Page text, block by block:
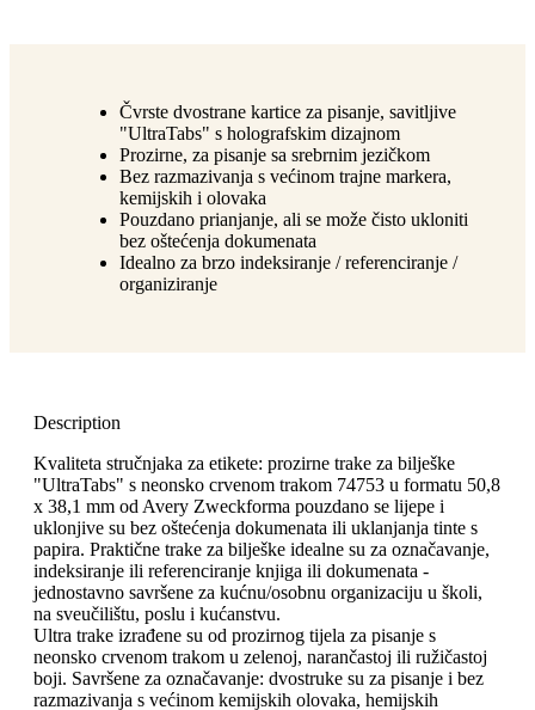
Čvrste dvostrane kartice za pisanje, savitljive
"UltraTabs" s holografskim dizajnom
Prozirne, za pisanje sa srebrnim jezičkom
Bez razmazivanja s većinom trajne markera,
kemijskih i olovaka
Pouzdano prianjanje, ali se može čisto ukloniti
bez oštećenja dokumenata
Idealno za brzo indeksiranje / referenciranje /
organiziranje
Description
Kvaliteta stručnjaka za etikete: prozirne trake za bilješke
"UltraTabs" s neonsko crvenom trakom 74753 u formatu 50,8
x 38,1 mm od Avery Zweckforma pouzdano se lijepe i
uklonjive su bez oštećenja dokumenata ili uklanjanja tinte s
papira. Praktične trake za bilješke idealne su za označavanje,
indeksiranje ili referenciranje knjiga ili dokumenata -
jednostavno savršene za kućnu/osobnu organizaciju u školi,
na sveučilištu, poslu i kućanstvu.
Ultra trake izrađene su od prozirnog tijela za pisanje s
neonsko crvenom trakom u zelenoj, narančastoj ili ružičastoj
boji. Savršene za označavanje: dvostruke su za pisanje i bez
razmazivanja s većinom kemijskih olovaka, hemijskih